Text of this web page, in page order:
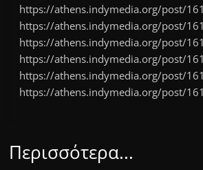
https://athens.indymedia.org/post/
https://athens.indymedia.org/post/
https://athens.indymedia.org/post/
https://athens.indymedia.org/post/
https://athens.indymedia.org/post/
https://athens.indymedia.org/post/
Περισσότερα...